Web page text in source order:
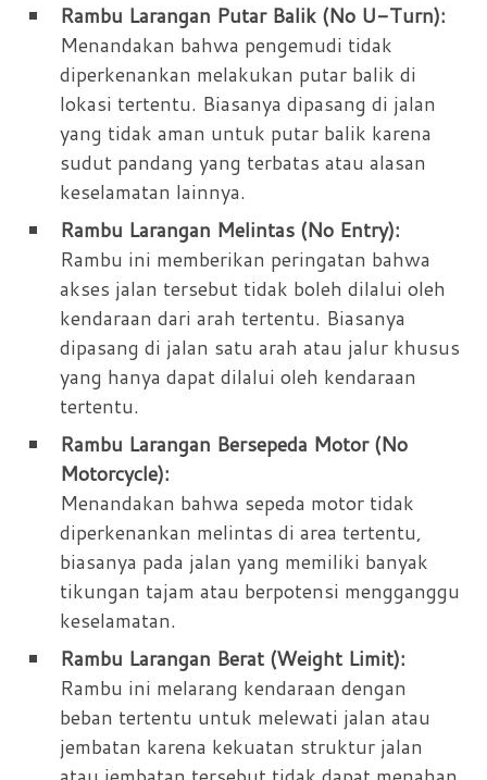
Rambu Larangan Putar Balik (No U-Turn):
Menandakan bahwa pengemudi tidak
diperkenankan melakukan putar balik di
lokasi tertentu. Biasanya dipasang di jalan
yang tidak aman untuk putar balik karena
sudut pandang yang terbatas atau alasan
keselamatan lainnya.
Rambu Larangan Melintas (No Entry):
Rambu ini memberikan peringatan bahwa
akses jalan tersebut tidak boleh dilalui oleh
kendaraan dari arah tertentu. Biasanya
dipasang di jalan satu arah atau jalur khusus
yang hanya dapat dilalui oleh kendaraan
tertentu.
Rambu Larangan Bersepeda Motor (No
Motorcycle):
Menandakan bahwa sepeda motor tidak
diperkenankan melintas di area tertentu,
biasanya pada jalan yang memiliki banyak
tikungan tajam atau berpotensi mengganggu
keselamatan.
Rambu Larangan Berat (Weight Limit):
Rambu ini melarang kendaraan dengan
beban tertentu untuk melewati jalan atau
jembatan karena kekuatan struktur jalan